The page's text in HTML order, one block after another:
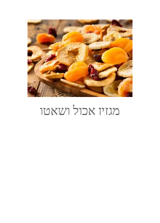
מגזין אכול ושאטו